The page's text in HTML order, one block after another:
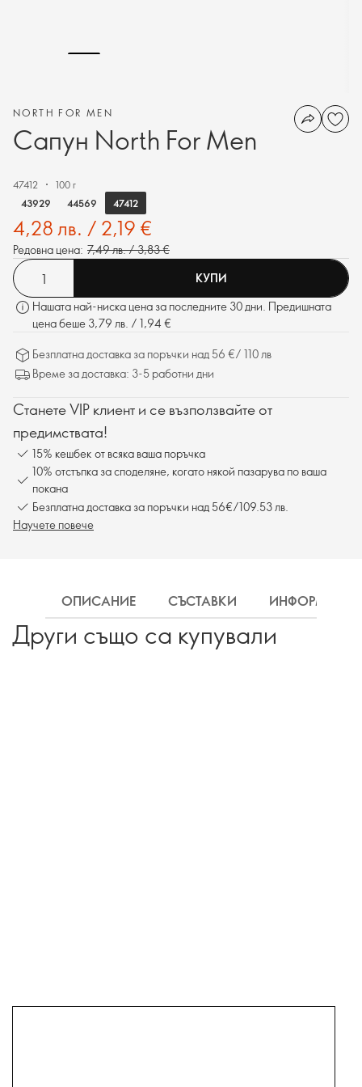
NORTH FOR MEN
Сапун North For Men
47412
100 г
43929
44569 47412
4,28 лв. / 2,19 €
Редовна цена: 7,49 лв. / 3,83 €
КУПИ
Нашата най-ниска цена за последните 30 дни. Предишната
цена беше 3,79 лв. / 1,94 €
Безплатна доставка за поръчки над 56 €/ 110 лв
Време за доставка: 3-5 работни дни
Станете VIP клиент и се възползвайте от
предимствата!
15% кешбек от всяка ваша поръчка
10% отстъпка за споделяне, когато някой пазарува по ваша
покана
Безплатна доставка за поръчки над 56€/109.53 лв.
Научете повече
ОПИСАНИЕ СЪСТАВКИ ИНФОРМАЦИЯ
Други също са купували